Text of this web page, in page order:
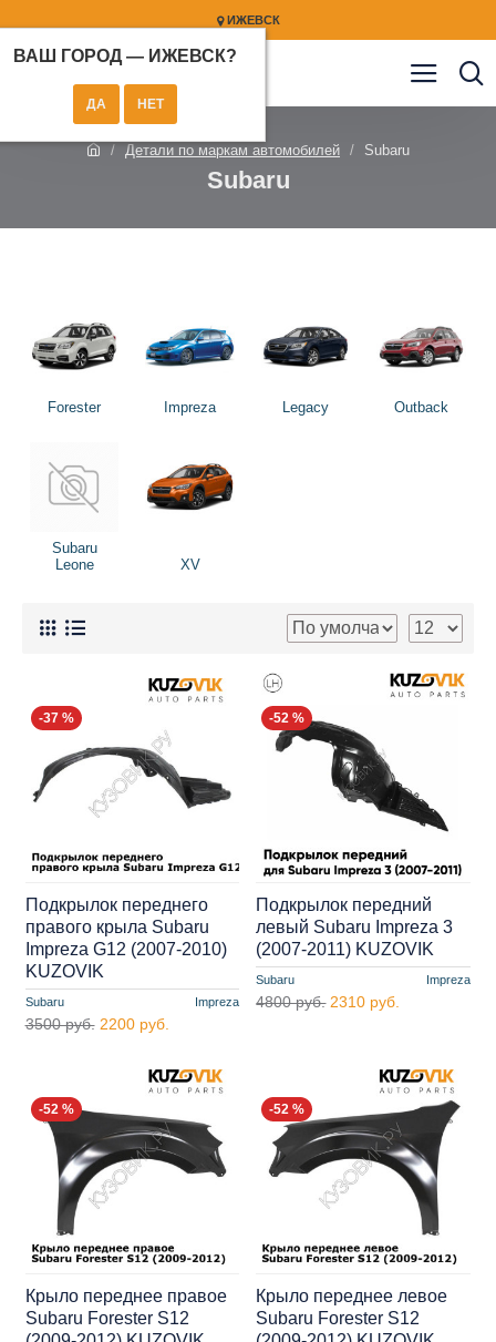
ИЖЕВСК
ВАШ ГОРОД — ИЖЕВСК?
Детали по маркам автомобилей Subaru
Subaru
Forester Impreza Legacy Outback
Subaru
Leone
XV
-37 %
Subaru Impreza
Подкрылок переднего
правого крыла Subaru
Impreza G12 (2007-2010)
KUZOVIK
3500 руб. 2200 руб.
-52 %
Subaru Impreza
Подкрылок передний
левый Subaru Impreza 3
(2007-2011) KUZOVIK
4800 руб. 2310 руб.
-52 %
Крыло переднее правое
Subaru Forester S12
-52 %
Крыло переднее левое
Subaru Forester S12